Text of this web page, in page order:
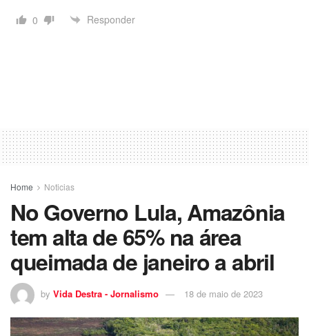
0
Responder
Home Noticias
No Governo Lula, Amazônia
tem alta de 65% na área
queimada de janeiro a abril
by Vida Destra - Jornalismo 18 de maio de 2023